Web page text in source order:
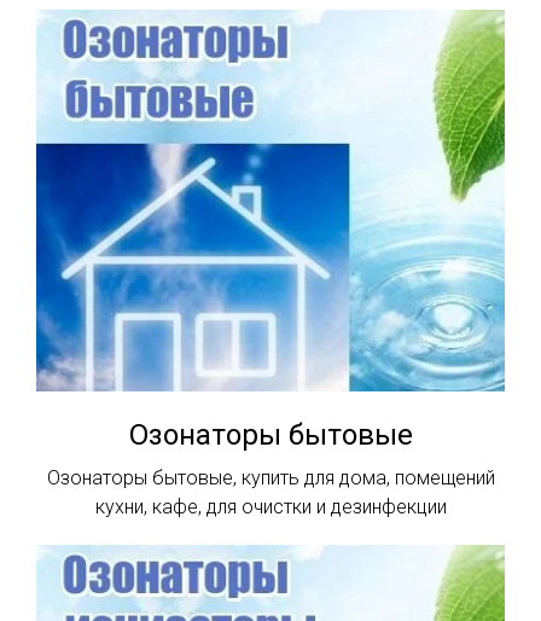
Озонаторы бытовые
Озонаторы бытовые, купить для дома, помещений
кухни, кафе, для очистки и дезинфекции